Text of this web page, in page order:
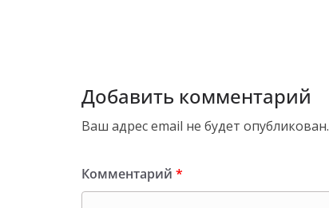
Добавить комментарий
Ваш адрес email не будет опубликован.
Комментарий *